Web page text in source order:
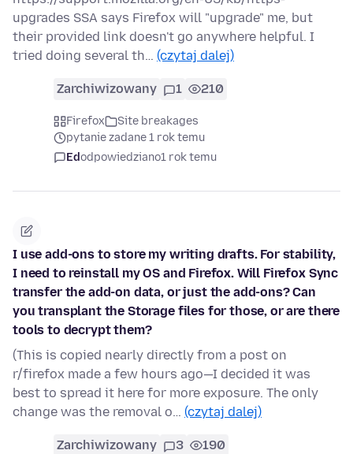
upgrades SSA says Firefox will "upgrade" me, but
their provided link doesn't go anywhere helpful. I
tried doing several th… (czytaj dalej)
Zarchiwizowany 1 210
Firefox
Site breakages
pytanie zadane 1 rok temu
Edodpowiedziano1 rok temu
I use add-ons to store my writing drafts. For stability,
I need to reinstall my OS and Firefox. Will Firefox Sync
transfer the add-on data, or just the add-ons? Can
you transplant the Storage files for those, or are there
tools to decrypt them?
(This is copied nearly directly from a post on
r/firefox made a few hours ago—I decided it was
best to spread it here for more exposure. The only
change was the removal o… (czytaj dalej)
Zarchiwizowany 3 190